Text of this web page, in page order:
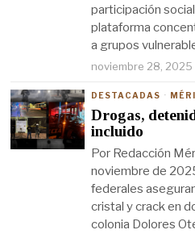
participación
plataforma
a grupos
noviembre 28, 2025
DESTACADAS ·
Drogas,
incluido
Por Redacción
noviembre de
federales
cristal y crack en
colonia Dolores